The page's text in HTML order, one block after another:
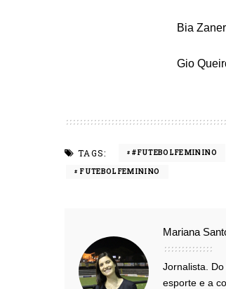
Bia
Gio
TAGS: #FUTEBOLFEMININO
FUTEBOLFEMININO
Mariana
Jornalista.
esporte e a